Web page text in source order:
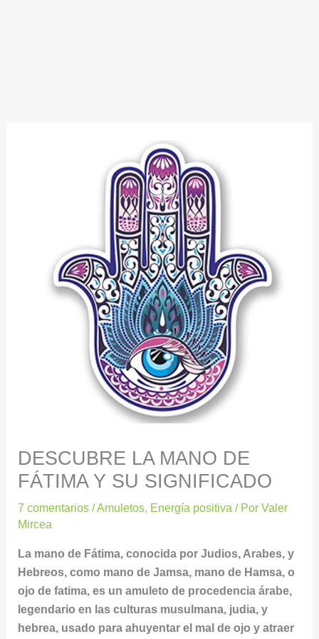
DESCUBRE LA MANO DE
FÁTIMA Y SU SIGNIFICADO
7 comentarios /Amuletos, Energía positiva / PorValer
Mircea
La mano de Fátima, conocida por Judios, Arabes, y
Hebreos, como mano de Jamsa, mano de Hamsa, o
ojo de fatima, es un amuleto de procedencia árabe,
legendario en las culturas musulmana, judia, y
hebrea, usado para ahuyentar el mal de ojo y atraer